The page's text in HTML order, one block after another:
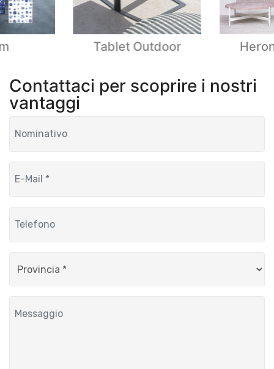
Tablet Outdoor
Contattaci per scoprire i nostri
vantaggi